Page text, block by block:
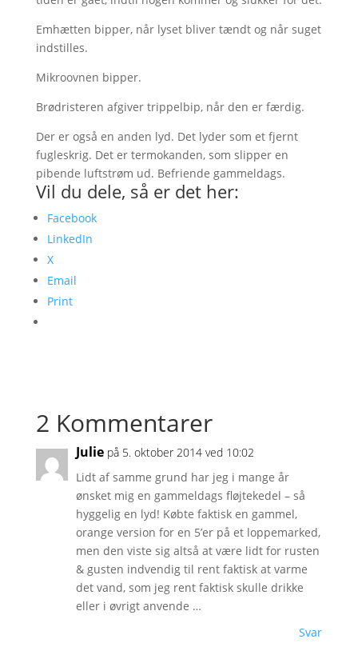
Emhætten bipper, når lyset bliver tændt og når suget
indstilles.
Mikroovnen bipper.
Brødristeren afgiver trippelbip, når den er færdig.
Der er også en anden lyd. Det lyder som et fjernt
fugleskrig. Det er termokanden, som slipper en
pibende luftstrøm ud. Befriende gammeldags.
Vil du dele, så er det her:
Facebook
LinkedIn
X
Email
Print
2 Kommentarer
Julie på 5. oktober 2014 ved 10:02
Lidt af samme grund har jeg i mange år
ønsket mig en gammeldags fløjtekedel – så
hyggelig en lyd! Købte faktisk en gammel,
orange version for en 5’er på et loppemarked,
men den viste sig altså at være lidt for rusten
& gusten indvendig til rent faktisk at varme
det vand, som jeg rent faktisk skulle drikke
eller i øvrigt anvende …
Svar